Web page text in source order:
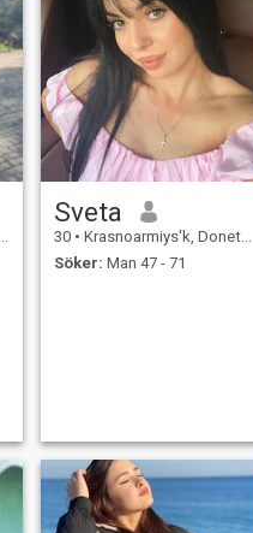
Sveta
30 • Krasnoarmiys'k, Donets'k, Ukraina
Söker: Man 47 - 71